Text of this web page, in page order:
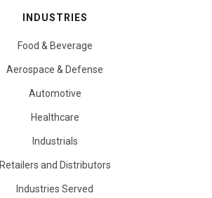
INDUSTRIES
Food & Beverage
Aerospace & Defense
Automotive
Healthcare
Industrials
Retailers and Distributors
Industries Served